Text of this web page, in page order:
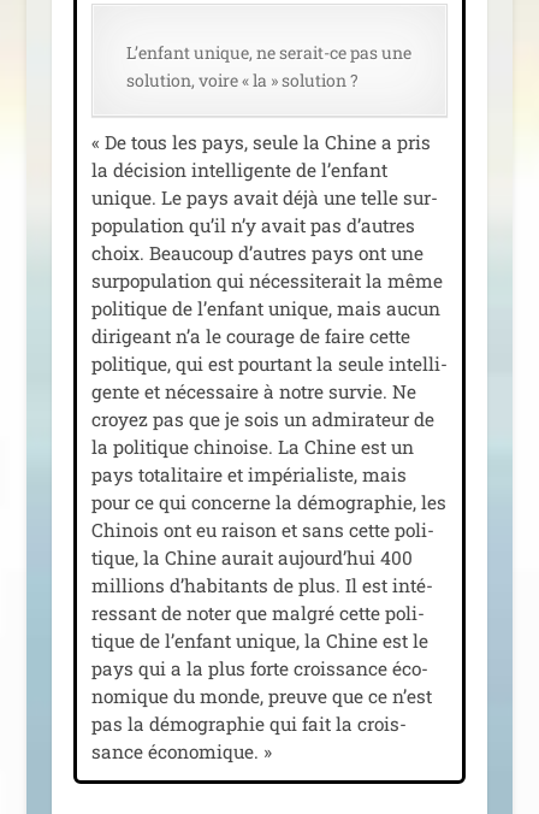
L’enfant unique, ne serait-ce pas une
solu­tion, voire « la » solution ?
« De tous les pays, seule la Chine a pris
la déci­sion intel­li­gente de l’enfant
unique. Le pays avait déjà une telle sur­
po­pu­la­tion qu’il n’y avait pas d’autres
choix. Beaucoup d’autres pays ont une
sur­po­pu­la­tion qui néces­si­te­rait la même
poli­tique de l’enfant unique, mais aucun
diri­geant n’a le cou­rage de faire cette
poli­tique, qui est pour­tant la seule intel­li­
gente et néces­saire à notre sur­vie. Ne
croyez pas que je sois un admi­ra­teur de
la poli­tique chi­noise. La Chine est un
pays tota­li­taire et impé­ria­liste, mais
pour ce qui concerne la démo­gra­phie, les
Chinois ont eu rai­son et sans cette poli­
tique, la Chine aurait aujourd’hui 400
mil­lions d’habitants de plus. Il est inté­
res­sant de noter que mal­gré cette poli­
tique de l’enfant unique, la Chine est le
pays qui a la plus forte crois­sance éco­
no­mique du monde, preuve que ce n’est
pas la démo­gra­phie qui fait la crois­
sance économique. »